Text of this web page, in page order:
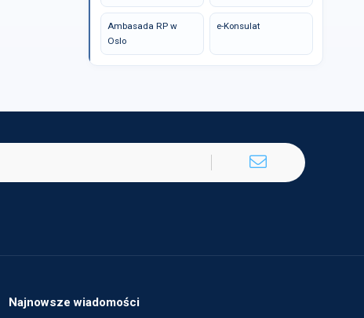
Ambasada RP w
Oslo
e-Konsulat
Najnowsze wiadomości